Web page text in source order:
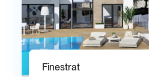
Finestrat